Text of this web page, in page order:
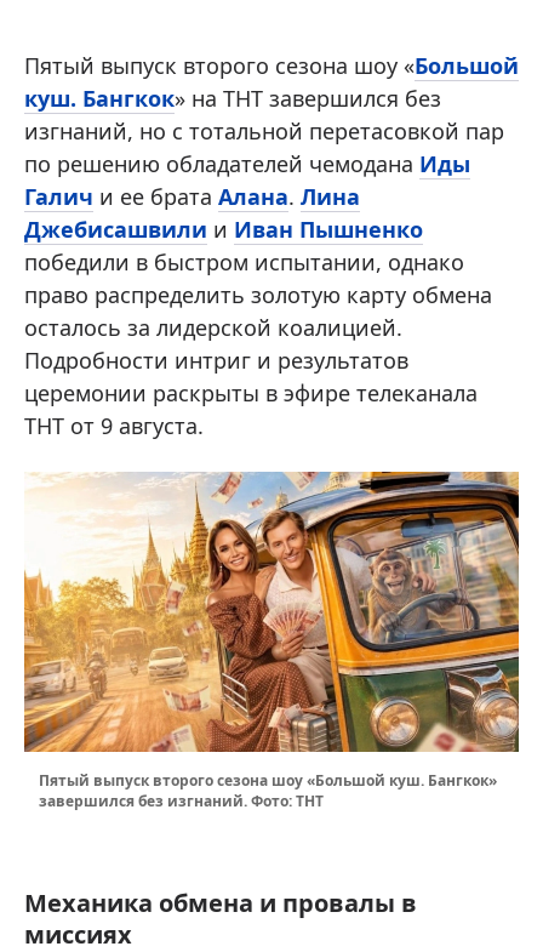
Пятый выпуск второго сезона шоу «Большой
куш. Бангкок» на ТНТ завершился без
изгнаний, но с тотальной перетасовкой пар
по решению обладателей чемодана Иды
Галич и ее брата Алана. Лина
Джебисашвили и Иван Пышненко
победили в быстром испытании, однако
право распределить золотую карту обмена
осталось за лидерской коалицией.
Подробности интриг и результатов
церемонии раскрыты в эфире телеканала
ТНТ от 9 августа.
Пятый выпуск второго сезона шоу «Большой куш. Бангкок»
завершился без изгнаний. Фото: ТНТ
Механика обмена и провалы в
миссиях